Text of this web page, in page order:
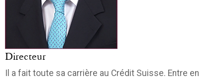
Directeur
Il a fait toute sa carrière au Crédit Suisse. Entre en